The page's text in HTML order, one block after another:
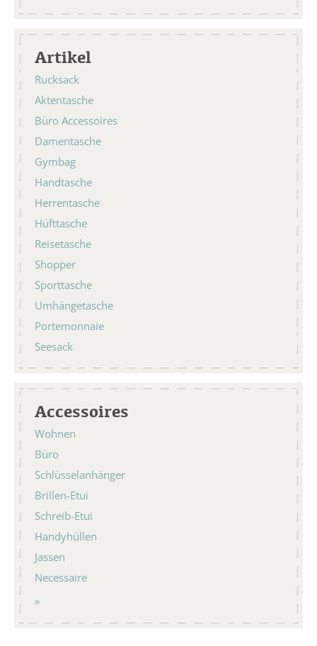
Artikel
Rucksack
Aktentasche
Büro Accessoires
Damentasche
Gymbag
Handtasche
Herrentasche
Hüfttasche
Reisetasche
Shopper
Sporttasche
Umhängetasche
Portemonnaie
Seesack
Accessoires
Wohnen
Büro
Schlüsselanhänger
Brillen-Etui
Schreib-Etui
Handyhüllen
Jassen
Necessaire